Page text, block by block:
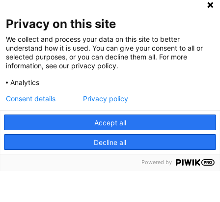
spccc@spcgtcatalunya.cat
935 120 481
cgtcatalunya
CGTCatalunya
Privacy on this site
We collect and process your data on this site to better
understand how it is used. You can give your consent to all or
selected purposes, or you can decline them all. For more
information, see our privacy policy.
Analytics
Accept all
Decline all
Consent details Privacy policy
Powered by